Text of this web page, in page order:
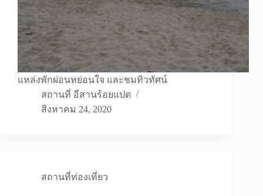
แหล่งพักผ่อนหย่อนใจ และชมทิวทัศน์
สถานที่ อีสานร้อยแปด
สิงหาคม 24, 2020
สถานที่ท่องเที่ยว